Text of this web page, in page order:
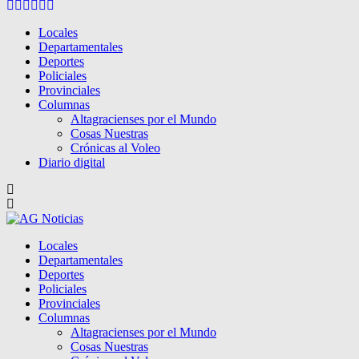
Facebook
Twitter
Instagram
Pinterest
Google
Locales
Departamentales
Deportes
Policiales
Provinciales
Columnas
Altagracienses por el Mundo
Cosas Nuestras
Crónicas al Voleo
Diario digital
Locales
Departamentales
Deportes
Policiales
Provinciales
Columnas
Altagracienses por el Mundo
Cosas Nuestras